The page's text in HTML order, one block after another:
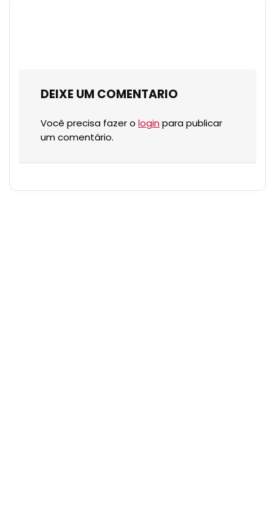
DEIXE UM COMENTARIO
Você precisa fazer o login para publicar
um comentário.